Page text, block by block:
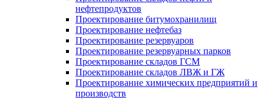
нефтепродуктов
Проектирование битумохранилищ
Проектирование нефтебаз
Проектирование резервуаров
Проектирование резервуарных парков
Проектирование складов ГСМ
Проектирование складов ЛВЖ и ГЖ
Проектирование химических предприятий и
производств